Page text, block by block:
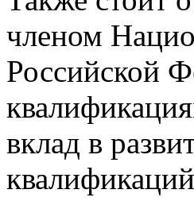
членом
Российской
вклад в
квалификаций